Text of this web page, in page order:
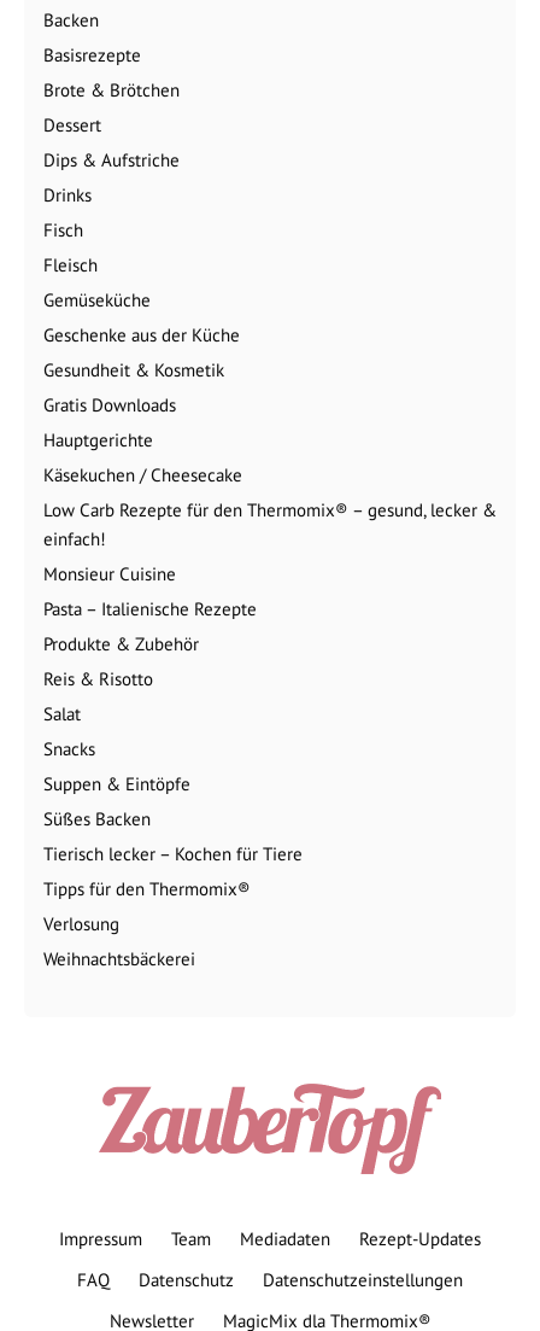
Backen
Basisrezepte
Brote & Brötchen
Dessert
Dips & Aufstriche
Drinks
Fisch
Fleisch
Gemüseküche
Geschenke aus der Küche
Gesundheit & Kosmetik
Gratis Downloads
Hauptgerichte
Käsekuchen / Cheesecake
Low Carb Rezepte für den Thermomix® – gesund, lecker &
einfach!
Monsieur Cuisine
Pasta – Italienische Rezepte
Produkte & Zubehör
Reis & Risotto
Salat
Snacks
Suppen & Eintöpfe
Süßes Backen
Tierisch lecker – Kochen für Tiere
Tipps für den Thermomix®
Verlosung
Weihnachtsbäckerei
Impressum Team Mediadaten
Rezept-Updates
FAQ
Datenschutz
Datenschutzeinstellungen
Newsletter
MagicMix dla Thermomix®